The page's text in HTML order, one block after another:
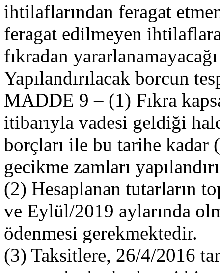
ihtilaflarından feragat
feragat edilmeyen
fıkradan
Yapılandırılacak borcun
MADDE 9 – (1) Fıkra
itibarıyla vadesi geldiği
borçları ile bu tarihe kadar
gecikme zamları
(2) Hesaplanan tutarların
ve Eylül/2019 aylarında
ödenmesi gerekmektedir.
(3) Taksitlere, 26/4/2016